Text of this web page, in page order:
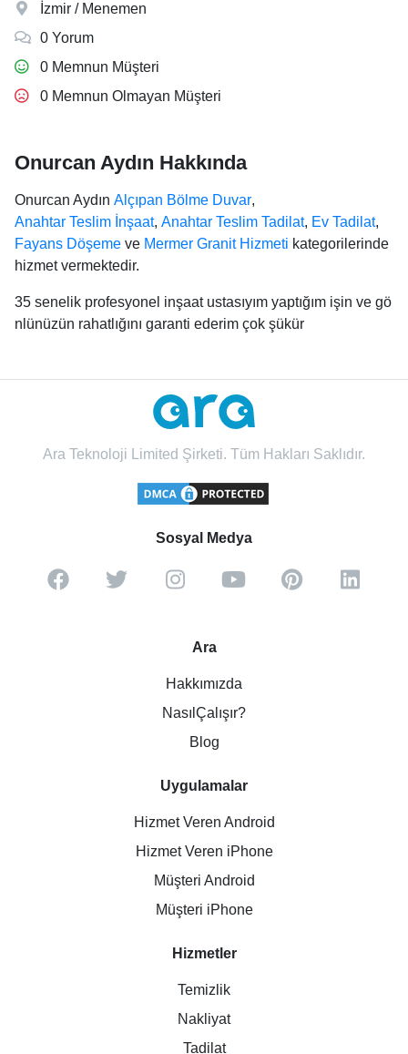
İzmir / Menemen
0 Yorum
0 Memnun Müşteri
0 Memnun Olmayan Müşteri
Onurcan Aydın Hakkında
Onurcan Aydın Alçıpan Bölme Duvar,
Anahtar Teslim İnşaat, Anahtar Teslim Tadilat, Ev Tadilat,
Fayans Döşeme ve Mermer Granit Hizmeti kategorilerinde
hizmet vermektedir.
35 senelik profesyonel inşaat ustasıyım yaptığım işin ve gö
nlünüzün rahatlığını garanti ederim çok şükür
Ara Teknoloji Limited Şirketi. Tüm Hakları Saklıdır.
Sosyal Medya
Ara
Hakkımızda
NasılÇalışır?
Blog
Uygulamalar
Hizmet Veren Android
Hizmet Veren iPhone
Müşteri Android
Müşteri iPhone
Hizmetler
Temizlik
Nakliyat
Tadilat